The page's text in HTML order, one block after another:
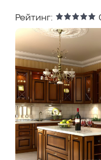
Рейтинг: